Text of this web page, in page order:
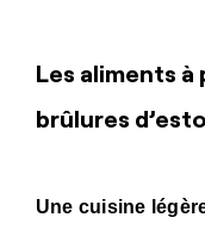
Les aliments à
brûlures
Une cuisine